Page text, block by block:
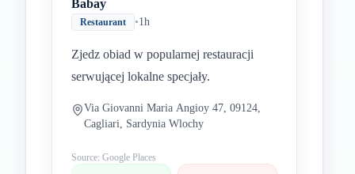
Babay
Restaurant •1h
Zjedz obiad w popularnej restauracji
serwującej lokalne specjały.
Via Giovanni Maria Angioy 47, 09124,
Cagliari, Sardynia Wlochy
Source: Google Places